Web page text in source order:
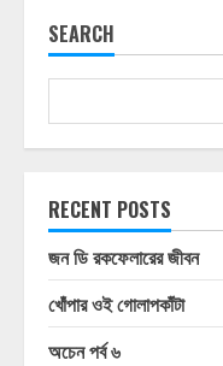
SEARCH
RECENT POSTS
জন ডি রকফেলারের জীবন
খোঁপার ওই গোলাপকাঁটা
অচেন পর্ব ৬